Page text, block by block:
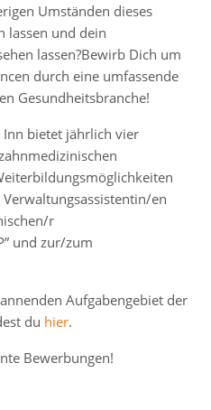
Umständen dieses
lassen und dein
lassen?Bewirb Dich um
durch eine umfassende
Gesundheitsbranche!
bietet jährlich vier
en
r
und zur/zum
Aufgabengebiet der
du hier.
Bewerbungen!